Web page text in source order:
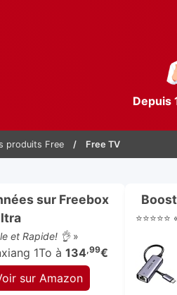
Depuis
produits Free Free TV
sur Freebox
et Rapide! 👌»
1To à 134,99€
sur Amazon
⭐⭐⭐⭐⭐